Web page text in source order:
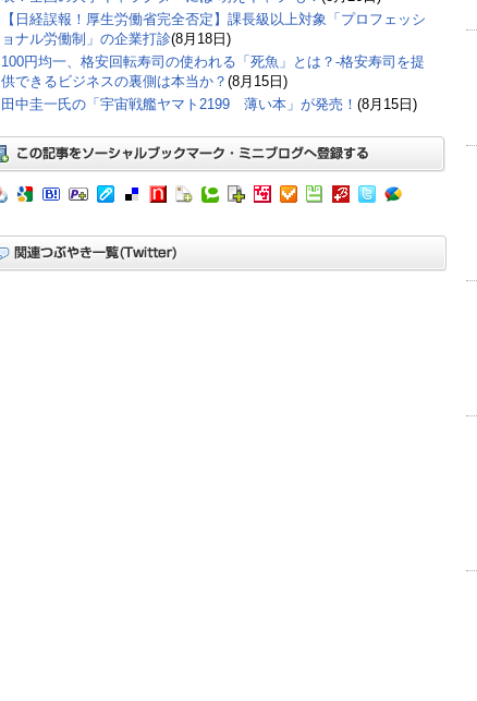
【日経誤報！厚生労働省完全否定】課長級以上対象「プロフェッシ
ョナル労働制」の企業打診(8月18日)
100円均一、格安回転寿司の使われる「死魚」とは？-格安寿司を提
供できるビジネスの裏側は本当か？ (8月15日)
田中圭一氏の「宇宙戦艦ヤマト2199 薄い本」が発売！ (8月15日)